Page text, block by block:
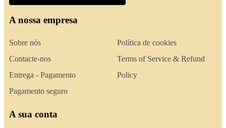
A nossa empresa
Sobre nós
Contacte-nos
Entrega - Pagamento
Pagamento seguro
Política de cookies
Terms of Service & Refund
Policy
A sua conta